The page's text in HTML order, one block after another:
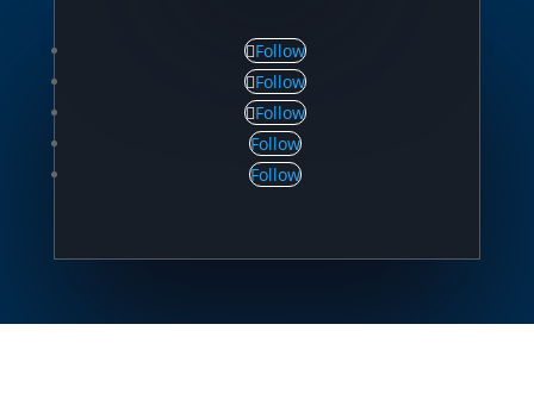
Follow
Follow
Follow
Follow
Follow